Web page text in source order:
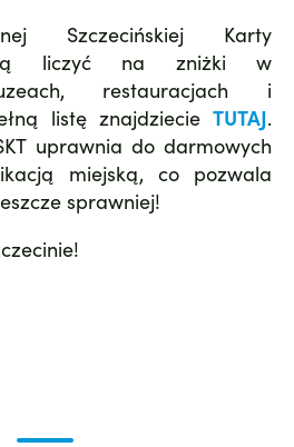
Szczecińskiej Karty
liczyć na zniżki w
restauracjach i
listę znajdziecie TUTAJ.
uprawnia do darmowych
miejską, co pozwala
sprawniej!